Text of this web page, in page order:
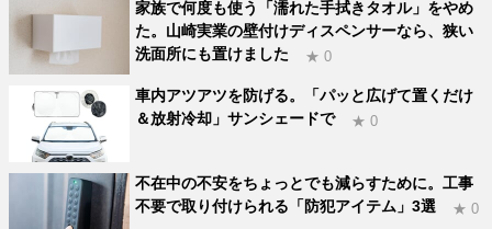
家族で何度も使う「濡れた手拭きタオル」をやめ
た。山崎実業の壁付けディスペンサーなら、狭い
洗面所にも置けました
★ 0
車内アツアツを防げる。「パッと広げて置くだけ
＆放射冷却」サンシェードで
★ 0
不在中の不安をちょっとでも減らすために。工事
不要で取り付けられる「防犯アイテム」3選
★ 0